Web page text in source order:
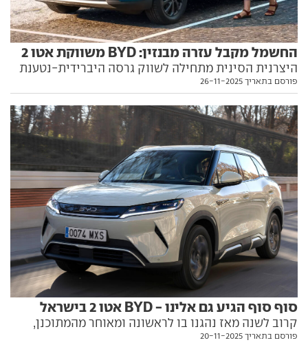
החשמל מקבל עזרה מבנזין: BYD משווקת אטו 2
היצרנית הסינית מתחילה לשווק גרסה היברידית-נטענת
פורסם בתאריך 26-11-2025
סוף סוף הגיע גם אלינו - BYD אטו 2 בישראל
קרוב לשנה מאז נהגנו בו לראשונה ומאוחר מהמתוכנן,
נוחת בארץ אטו 2 ושיווקו החל כעת. הממדים קטנים
פורסם בתאריך 20-11-2025